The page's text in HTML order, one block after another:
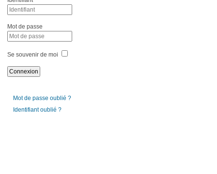
Mot de passe
Se souvenir de moi
Mot de passe oublié ?
Identifiant oublié ?